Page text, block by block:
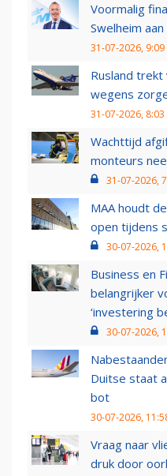
Voormalig
Swelheim
31-07-2026, 9:09
Rusland trekt
wegens
31-07-2026, 8:03
Wachttijd
monteurs
31-07-2026,
MAA houdt
open tijdens
30-07-2026,
Business en
belangrijker
‘investering
30-07-2026,
Duitse staat
bot
30-07-2026,
Vraag naar
druk door